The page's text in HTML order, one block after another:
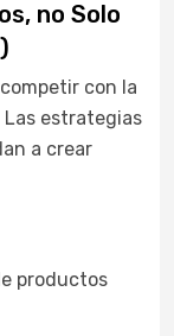
no Solo
con la
estrategias
a crear
productos